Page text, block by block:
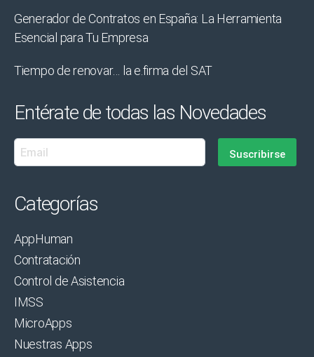
Generador de Contratos en España: La Herramienta
Esencial para Tu Empresa
Tiempo de renovar… la e.firma del SAT
Entérate de todas las Novedades
Categorías
AppHuman
Contratación
Control de Asistencia
IMSS
MicroApps
Nuestras Apps